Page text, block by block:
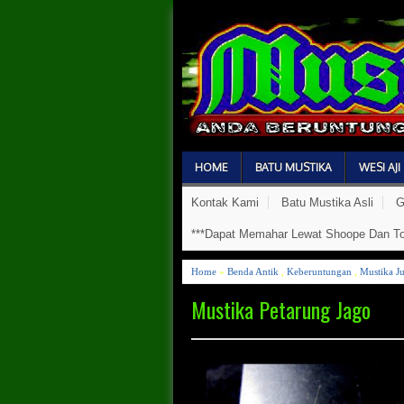
HOME BATU MUSTIKA WESI AJI
Kontak Kami Batu Mustika Asli
***Dapat Memahar Lewat Shoope Dan
Home » Benda Antik Keberuntungan Mustika
Mustika Petarung Jago